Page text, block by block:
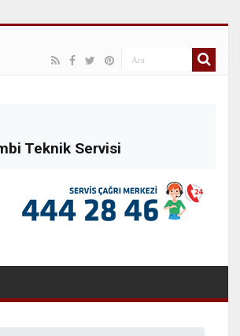
Teknik Servisi